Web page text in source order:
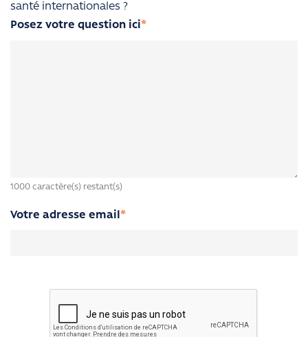
santé internationales ?
Posez votre question ici*
1000 caractère(s) restant(s)
Votre adresse email *